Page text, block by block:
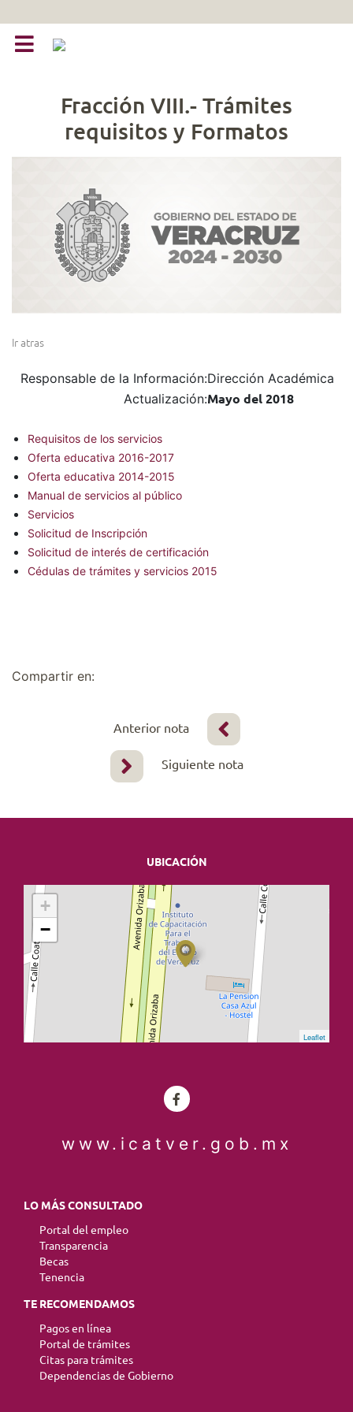
Fracción VIII.- Trámites
requisitos y Formatos
Ir atras
Responsable de la Información:Dirección Académica
Actualización:Mayo del 2018
Requisitos de los servicios
Oferta educativa 2016-2017
Oferta educativa 2014-2015
Manual de servicios al público
Servicios
Solicitud de Inscripción
Solicitud de interés de certificación
Cédulas de trámites y servicios 2015
Compartir en:
Anterior nota
Siguiente nota
UBICACIÓN
+
−
Leaflet
www.icatver.gob.mx
LO MÁS CONSULTADO
Portal del empleo
Transparencia
Becas
Tenencia
TE RECOMENDAMOS
Pagos en línea
Portal de trámites
Citas para trámites
Dependencias de Gobierno